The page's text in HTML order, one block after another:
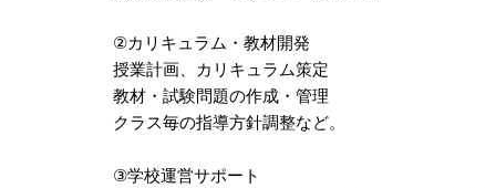
②カリキュラム・教材開発
授業計画、カリキュラム策定
教材・試験問題の作成・管理
クラス毎の指導方針調整など。
③学校運営サポート